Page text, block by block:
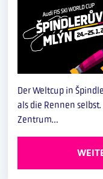
Der Weltcup in
als die Rennen selbst.
Zentrum…